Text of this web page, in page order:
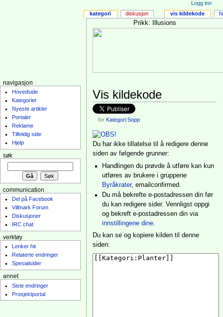
Prikk: Illusions
Vis kildekode
for Kategori:Sopp
Du har ikke tillatelse til å redigere denne
siden av følgende grunner:
Handlingen du prøvde å utføre kan kun
utføres av brukere i gruppene
Byråkrater, emailconfirmed.
Du må bekrefte e-postadressen din før
du kan redigere sider. Vennligst oppgi
og bekreft e-postadressen din via
innstillingene dine.
Du kan se og kopiere kilden til denne
siden:
kategori diskusjon vis kildekode
Logg inn
navigasjon
Hovedside
Kategorier
Nyeste artikler
Portaler
Reklame
Tilfeldig side
Hjelp
søk
communication
Del på Facebook
Villmark Forum
Diskusjoner
IRC chat
verktøy
Lenker hit
Relaterte endringer
Spesialsider
annet
Siste endringer
Prosjektportal